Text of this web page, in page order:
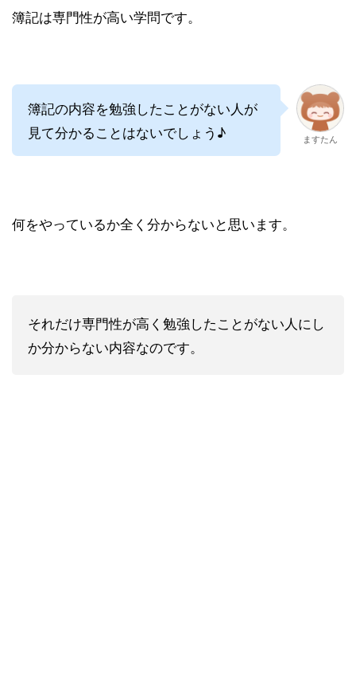
簿記は専門性が高い学問です。
簿記の内容を勉強したことがない人が
見て分かることはないでしょう♪
ますたん
何をやっているか全く分からないと思います。
それだけ専門性が高く勉強したことがない人にし
か分からない内容なのです。